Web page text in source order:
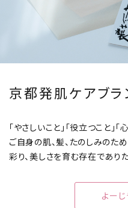
京都発肌ケアブラ
「やさしいこと」「役立つこと」「
ご自身の肌、髪、たのしみのた
彩り、美しさを育む存在であり
よー